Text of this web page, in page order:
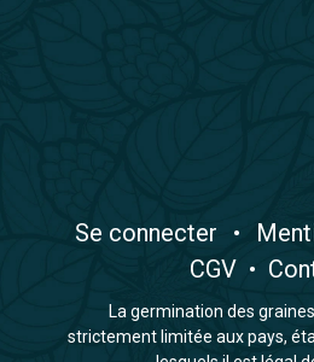
​Se connecter •
CGV•
La germination des
strictement limitée aux pays,